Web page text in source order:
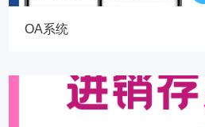
OA系统